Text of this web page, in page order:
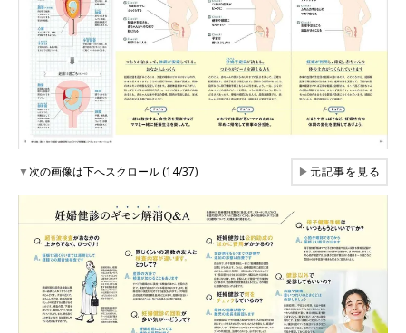
▼次の画像は下へスクロール (14/37) ▶元記事を見る